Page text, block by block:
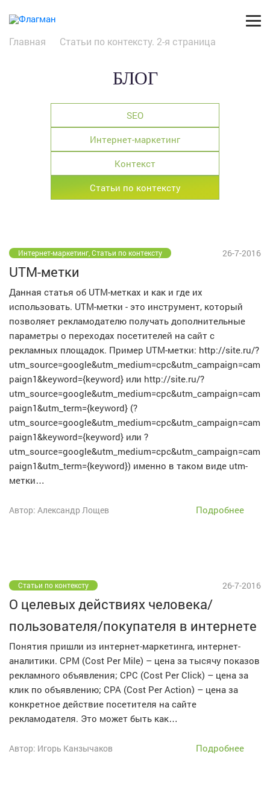
Главная Статьи по контексту. 2-я страница
БЛОГ
SEO
Интернет-маркетинг
Контекст
Статьи по контексту
Интернет-маркетинг, Статьи по контексту 26-7-2016
UTM-метки
Данная статья об UTM-метках и как и где их
использовать. UTM-метки - это инструмент, который
позволяет рекламодателю получать дополнительные
параметры о переходах посетителей на сайт с
рекламных площадок. Пример UTM-метки: http://site.ru/?
utm_source=google&utm_medium=cpc&utm_campaign=cam
paign1&keyword={keyword} или http://site.ru/?
utm_source=google&utm_medium=cpc&utm_campaign=cam
paign1&utm_term={keyword} (?
utm_source=google&utm_medium=cpc&utm_campaign=cam
paign1&keyword={keyword} или ?
utm_source=google&utm_medium=cpc&utm_campaign=cam
paign1&utm_term={keyword}) именно в таком виде utm-
метки…
Автор: Александр Лощев Подробнее
Статьи по контексту 26-7-2016
О целевых действиях человека/
пользователя/покупателя в интернете
Понятия пришли из интернет-маркетинга, интернет-
аналитики. CPM (Cost Per Mile) – цена за тысячу показов
рекламного объявления; CPC (Сost Per Click) – цена за
клик по объявлению; CPA (Cost Per Action) – цена за
конкретное действие посетителя на сайте
рекламодателя. Это может быть как…
Автор: Игорь Канзычаков Подробнее